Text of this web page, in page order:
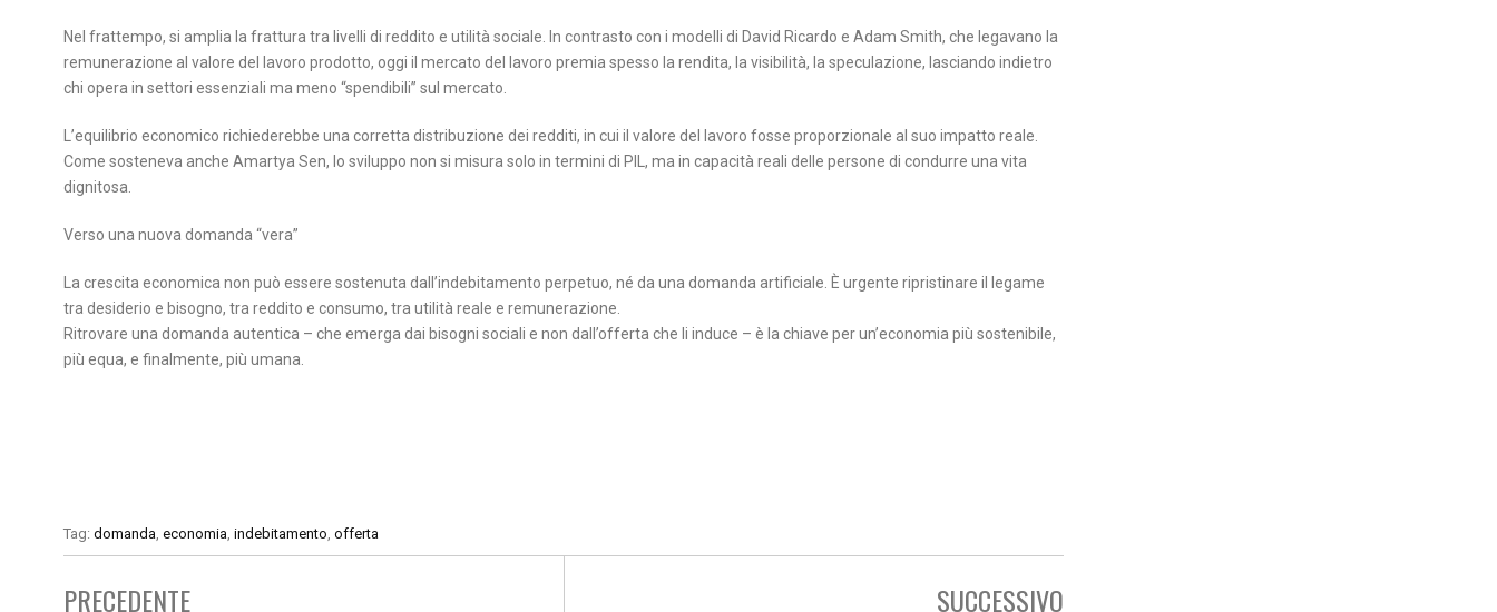
Nel frattempo, si amplia la frattura tra livelli di reddito e utilità sociale. In contrasto con i modelli di David Ricardo e Adam Smith, che legavano la
remunerazione al valore del lavoro prodotto, oggi il mercato del lavoro premia spesso la rendita, la visibilità, la speculazione, lasciando indietro
chi opera in settori essenziali ma meno “spendibili” sul mercato.
L’equilibrio economico richiederebbe una corretta distribuzione dei redditi, in cui il valore del lavoro fosse proporzionale al suo impatto reale.
Come sosteneva anche Amartya Sen, lo sviluppo non si misura solo in termini di PIL, ma in capacità reali delle persone di condurre una vita
dignitosa.
Verso una nuova domanda “vera”
La crescita economica non può essere sostenuta dall’indebitamento perpetuo, né da una domanda artificiale. È urgente ripristinare il legame
tra desiderio e bisogno, tra reddito e consumo, tra utilità reale e remunerazione.
Ritrovare una domanda autentica – che emerga dai bisogni sociali e non dall’offerta che li induce – è la chiave per un’economia più sostenibile,
più equa, e finalmente, più umana.
Tag: domanda, economia, indebitamento, offerta
PRECEDENTE SUCCESSIVO